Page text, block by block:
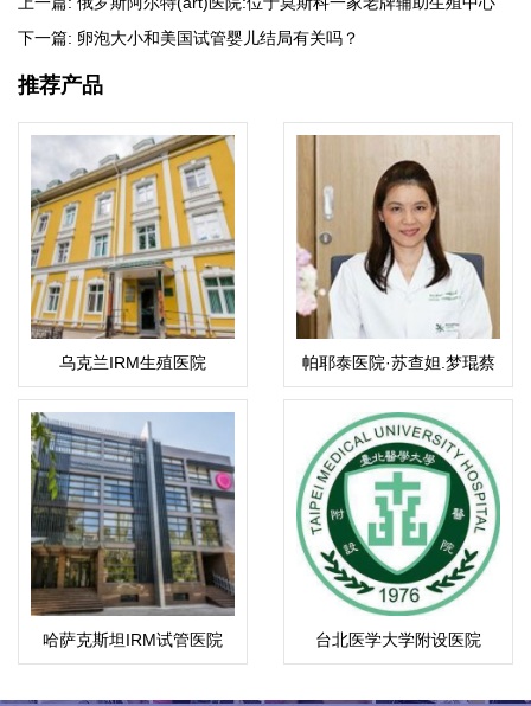
下一篇: 卵泡大小和美国试管婴儿结局有关吗？
推荐产品
乌克兰IRM生殖医院
帕耶泰医院·苏查妲.梦琨蔡
帕（Suchada）
哈萨克斯坦IRM试管医院 台北医学大学附设医院